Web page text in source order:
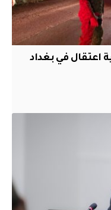
اعتقال في بغداد